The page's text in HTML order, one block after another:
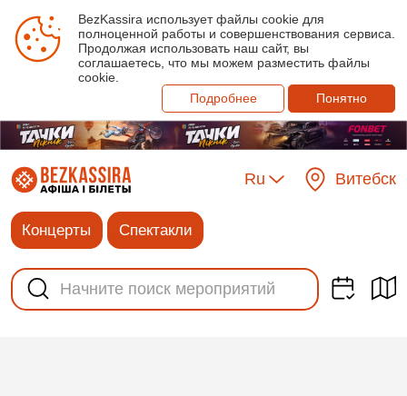
BezKassira использует файлы cookie для
полноценной работы и совершенствования сервиса.
Продолжая использовать наш сайт, вы
соглашаетесь, что мы можем разместить файлы
cookie.
Подробнее
Понятно
Ru Витебск
Концерты Спектакли